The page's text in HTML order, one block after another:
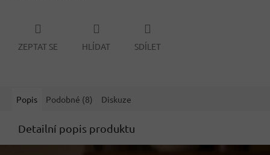
ZEPTAT SE HLÍDAT SDÍLET
Popis Podobné (8) Diskuze
Detailní popis produktu